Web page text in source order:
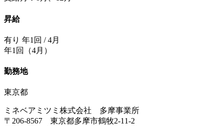
昇給
有り 年1回 / 4月
年1回（4月）
勤務地
東京都
ミネベアミツミ株式会社 多摩事業所
〒206-8567 東京都多摩市鶴牧2-11-2